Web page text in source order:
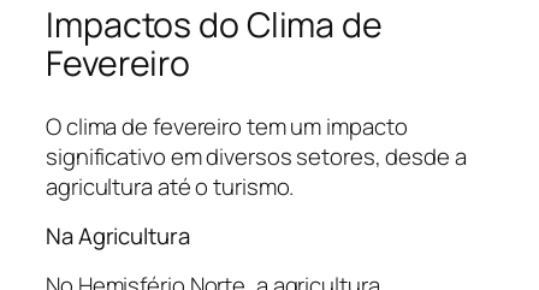
Impactos do Clima de
Fevereiro
O clima de fevereiro tem um impacto
significativo em diversos setores, desde a
agricultura até o turismo.
Na Agricultura